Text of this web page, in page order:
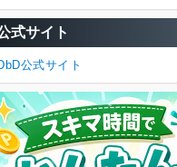
式サイト
公式サイト